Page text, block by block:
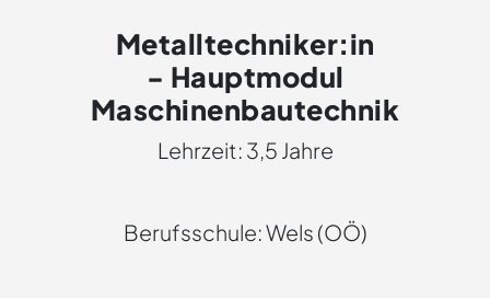
Metalltechniker:in
- Hauptmodul
Maschinenbautechnik
Lehrzeit: 3,5 Jahre
Berufsschule: Wels (OÖ)